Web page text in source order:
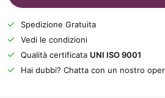
Spedizione Gratuita
Vedi le condizioni
Qualità certificata UNI ISO 9001
Hai dubbi? Chatta con un nostro